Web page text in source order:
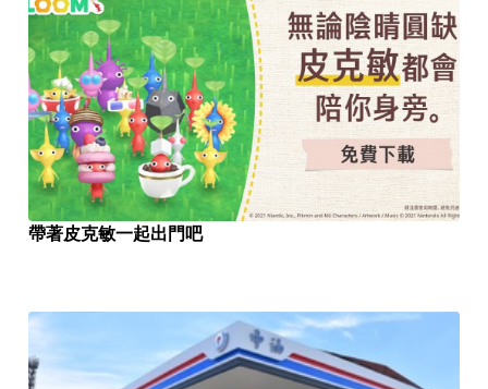
帶著皮克敏一起出門吧